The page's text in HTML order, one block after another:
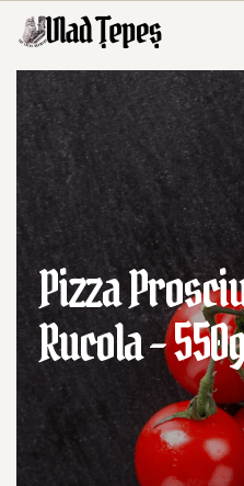
Pizza
Rucola –